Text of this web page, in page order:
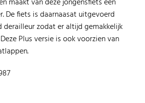
maakt van deze jongensfiets een
De fiets is daarnaasat uitgevoerd
derailleur zodat er altijd gemakkelijk
Plus versie is ook voorzien van